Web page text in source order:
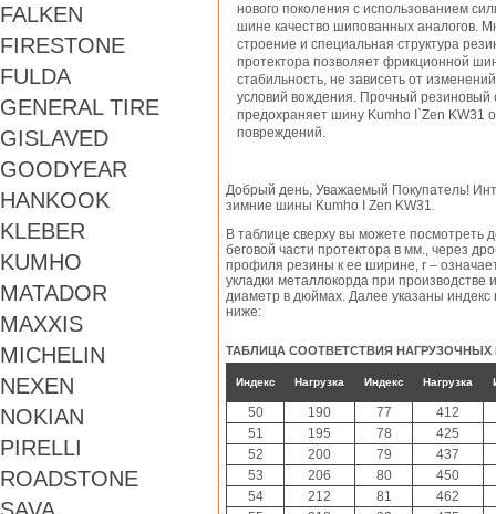
FALKEN
FIRESTONE
FULDA
GENERAL TIRE
GISLAVED
GOODYEAR
HANKOOK
KLEBER
KUMHO
MATADOR
MAXXIS
MICHELIN
NEXEN
NOKIAN
PIRELLI
ROADSTONE
нового поколения с использованием
шине качество шипованных аналогов.
строение и специальная структура
протектора позволяет фрикционной
стабильность, не зависеть от
условий вождения. Прочный резиновый
предохраняет шину Kumho I`Zen KW31
повреждений.
Добрый день, Уважаемый Покупатель!
зимние шины Kumho I Zen KW31.
В таблице сверху вы можете посмотреть
беговой части протектора в мм., через
профиля резины к ее ширине, r –
укладки металлокорда при
диаметр в дюймах. Далее указаны индекс
ниже:
ТАБЛИЦА СООТВЕТСТВИЯ НАГРУЗОЧНЫХ
Индекс Нагрузка Индекс Нагрузка
50 190 77
412
51
195 78
425
52
200 79
437
53
206 80
450
54
212 81
462